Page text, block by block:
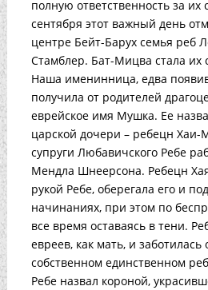
полную ответственность за
сентября этот важный день
центре Бейт-Барух семья реб
Стамблер. Бат-Мицва стала
Наша именинница, едва
получила от родителей
еврейское имя Мушка. Ее
царской дочери – ребецн
супруги Любавичского Ребе
Мендла Шнеерсона. Ребецн
рукой Ребе, оберегала его и
начинаниях, при этом по
все время оставаясь в тени.
евреев, как мать, и
собственном единственном
Ребе назвал короной,